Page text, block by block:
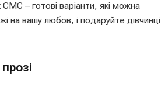
СМС – готові варіанти, які можна
на вашу любов, і подаруйте дівчинці